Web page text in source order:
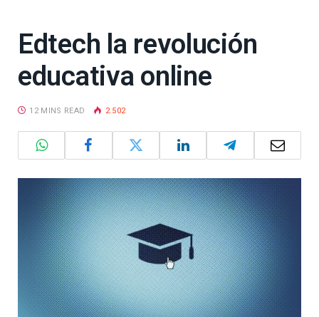
Edtech la revolución
educativa online
12 MINS READ 2.502